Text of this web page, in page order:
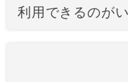
利用できるのがい